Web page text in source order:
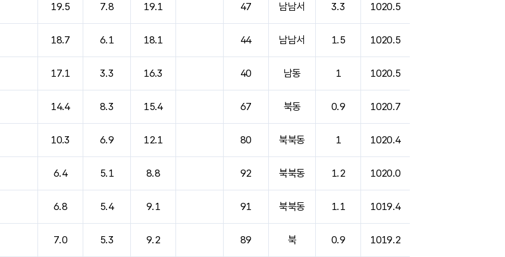
19.5 7.8 19.1 47 남남서 3.3 1020.5
18.7 6.1 18.1 44 남남서 1.5 1020.5
17.1 3.3 16.3 40 남동 1 1020.5
14.4 8.3 15.4 67 북동 0.9 1020.7
10.3 6.9 12.1 80 북북동 1 1020.4
6.4 5.1 8.8 92 북북동 1.2 1020.0
6.8 5.4 9.1 91 북북동 1.1 1019.4
7.0 5.3 9.2 89 북 0.9 1019.2